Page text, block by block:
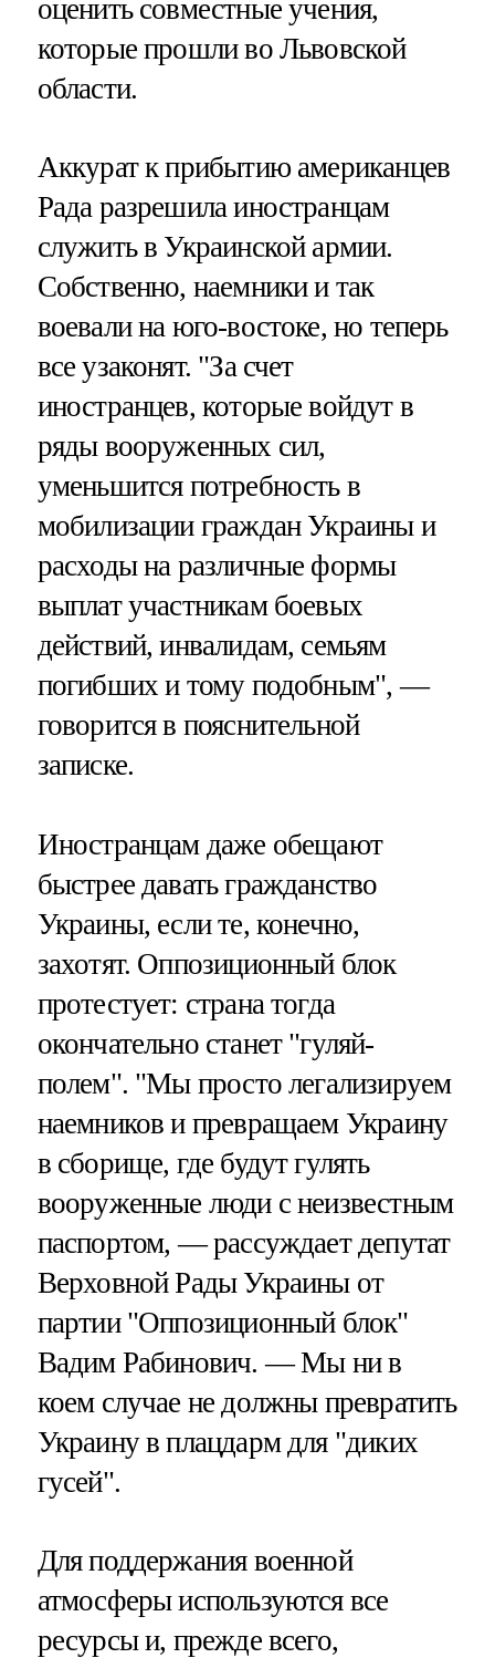
оценить совместные учения,
которые прошли во Львовской
области.
Аккурат к прибытию американцев
Рада разрешила иностранцам
служить в Украинской армии.
Собственно, наемники и так
воевали на юго-востоке, но теперь
все узаконят. "За счет
иностранцев, которые войдут в
ряды вооруженных сил,
уменьшится потребность в
мобилизации граждан Украины и
расходы на различные формы
выплат участникам боевых
действий, инвалидам, семьям
погибших и тому подобным", —
говорится в пояснительной
записке.
Иностранцам даже обещают
быстрее давать гражданство
Украины, если те, конечно,
захотят. Оппозиционный блок
протестует: страна тогда
окончательно станет "гуляй-
полем". "Мы просто легализируем
наемников и превращаем Украину
в сборище, где будут гулять
вооруженные люди с неизвестным
паспортом, — рассуждает депутат
Верховной Рады Украины от
партии "Оппозиционный блок"
Вадим Рабинович. — Мы ни в
коем случае не должны превратить
Украину в плацдарм для "диких
гусей".
Для поддержания военной
атмосферы используются все
ресурсы и, прежде всего,